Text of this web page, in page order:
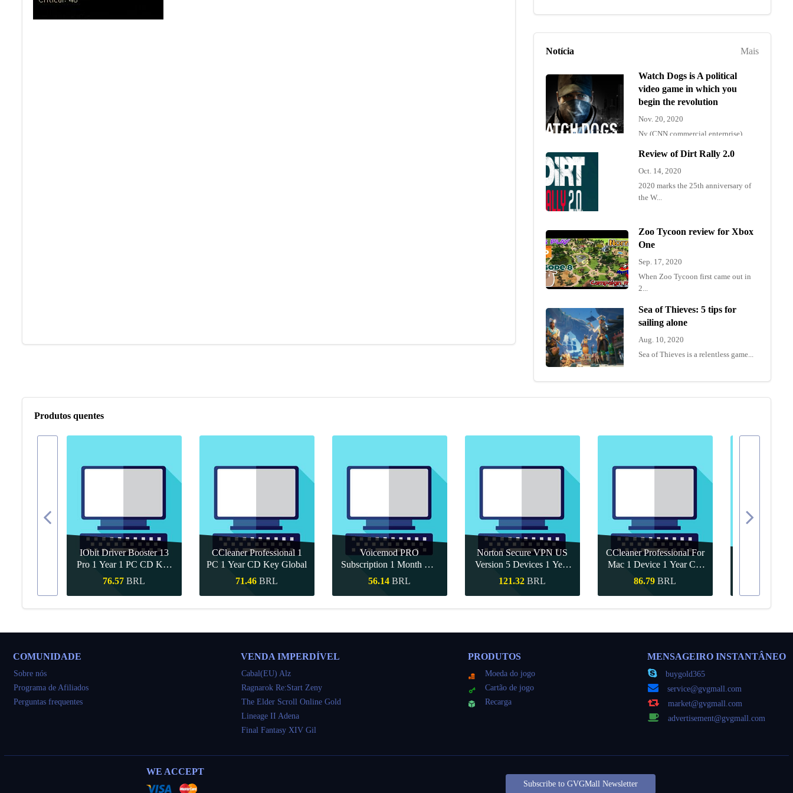
Mais
Notícia
Watch Dogs is A political
video game in which you
begin the revolution
Nov. 20, 2020
Ny (CNN commercial enterprise)
Review of Dirt Rally 2.0
Oct. 14, 2020
2020 marks the 25th anniversary of
the W...
Zoo Tycoon review for Xbox
One
Sep. 17, 2020
When Zoo Tycoon first came out in
2...
Sea of Thieves: 5 tips for
sailing alone
Aug. 10, 2020
Sea of Thieves is a relentless game...
Produtos quentes
IObit Driver Booster 13
Pro 1 Year 1 PC CD Key
Global
76.57 BRL
Compra rápida
CCleaner Professional 1
PC 1 Year CD Key Global
71.46 BRL
Compra rápida
Voicemod PRO
Subscription 1 Month CD
Key Global
56.14 BRL
Compra rápida
Norton Secure VPN US
Version 5 Devices 1 Year
CD Key
121.32 BRL
Compra rápida
CCleaner Professional For
Mac 1 Device 1 Year CD
Key Global
86.79 BRL
Compra rápida Compra
COMUNIDADE
Sobre nós
Programa de Afiliados
Perguntas frequentes
VENDA IMPERDÍVEL
Cabal(EU) Alz
Ragnarok Re:Start Zeny
The Elder Scroll Online Gold
Lineage II Adena
Final Fantasy XIV Gil
PRODUTOS
Moeda do jogo
Cartão de jogo
Recarga
MENSAGEIRO INSTANTÂNEO
buygold365
service@gvgmall.com
market@gvgmall.com
advertisement@gvgmall.com
WE ACCEPT
Subscribe to GVGMall Newsletter